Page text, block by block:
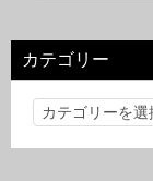
カテゴリー
カ